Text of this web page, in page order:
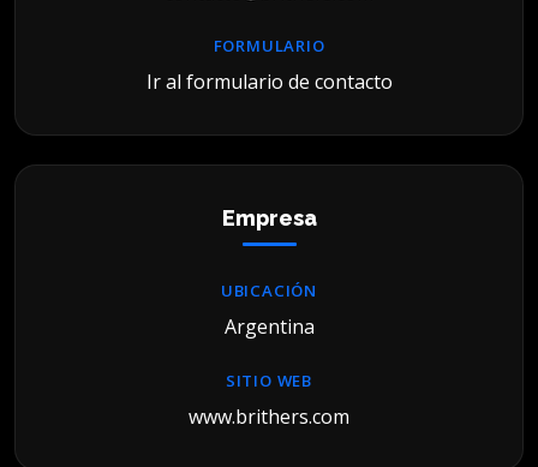
FORMULARIO
Ir al formulario de contacto
Empresa
UBICACIÓN
Argentina
SITIO WEB
www.brithers.com